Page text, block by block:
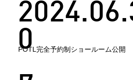
POTL完全予約制ショールーム公開
0